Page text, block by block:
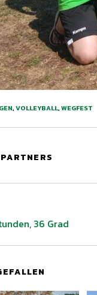
,VOLLEYBALL,WEGFEST
36 Grad